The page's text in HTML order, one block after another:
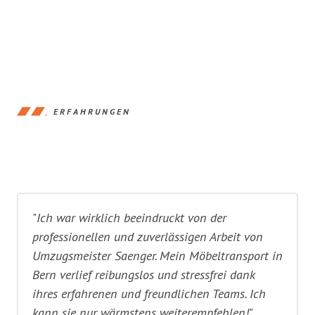
ERFAHRUNGEN
"Ich war wirklich beeindruckt von der
professionellen und zuverlässigen Arbeit von
Umzugsmeister Saenger. Mein Möbeltransport in
Bern verlief reibungslos und stressfrei dank
ihres erfahrenen und freundlichen Teams. Ich